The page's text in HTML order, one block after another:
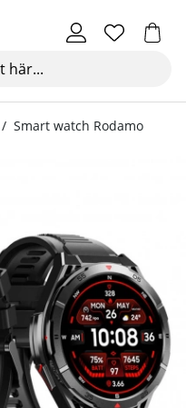
Smart watch Rodamo